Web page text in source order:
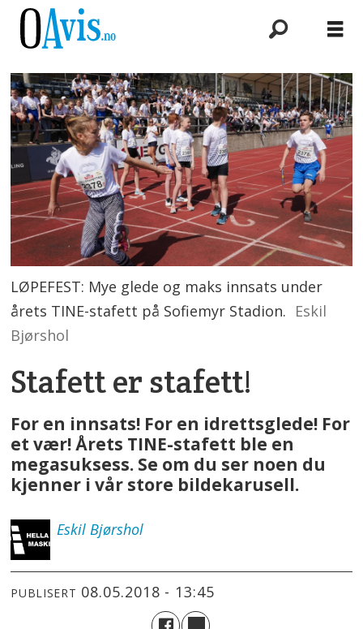
LØPEFEST: Mye glede og maks innsats under
årets TINE-stafett på Sofiemyr Stadion. Eskil
Bjørshol
Stafett er stafett!
For en innsats! For en idrettsglede! For
et vær! Årets TINE-stafett ble en
megasuksess. Se om du ser noen du
kjenner i vår store bildekarusell.
Eskil Bjørshol
PUBLISERT 08.05.2018 - 13:45